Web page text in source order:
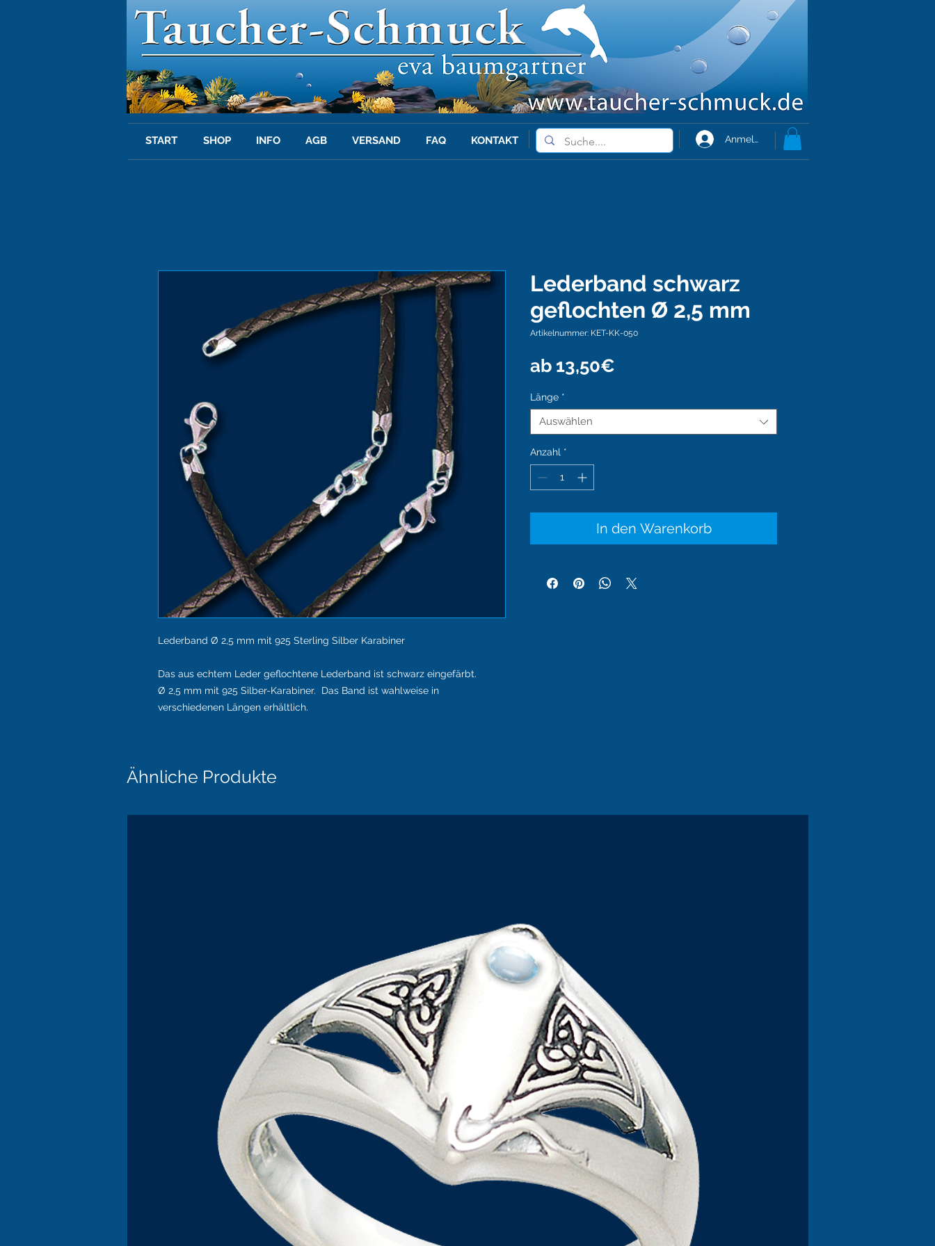
START SHOP INFO AGB VERSAND FAQ KONTAKT Anmelden
Lederband Ø 2,5 mm mit 925 Sterling Silber Karabiner
Das aus echtem Leder geflochtene Lederband ist schwarz eingefärbt.
Ø 2,5 mm mit 925 Silber-Karabiner. Das Band ist wahlweise in
verschiedenen Längen erhältlich.
Lederband schwarz
geflochten Ø 2,5 mm
Artikelnummer: KET-KK-050
ab 13,50€
Länge *
Auswählen
Anzahl *
In den Warenkorb
Ähnliche Produkte